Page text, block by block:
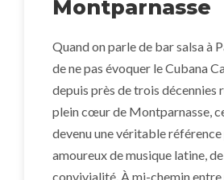
Montparnasse
Quand on parle de bar salsa à
de ne pas évoquer le Cubana
depuis près de trois décennies
plein cœur de Montparnasse,
devenu une véritable
amoureux de musique latine,
convivialité. À mi-chemin